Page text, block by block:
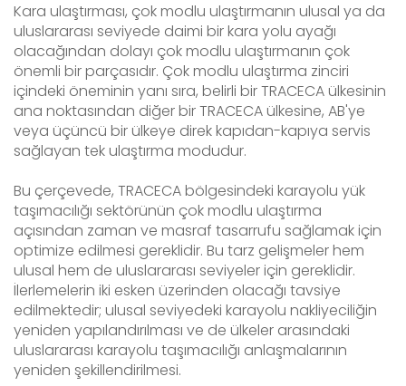
Kara ulaştırması, çok modlu ulaştırmanın ulusal ya da
uluslararası seviyede daimi bir kara yolu ayağı
olacağından dolayı çok modlu ulaştırmanın çok
önemli bir parçasıdır. Çok modlu ulaştırma zinciri
içindeki öneminin yanı sıra, belirli bir TRACECA ülkesinin
ana noktasından diğer bir TRACECA ülkesine, AB'ye
veya üçüncü bir ülkeye direk kapıdan-kapıya servis
sağlayan tek ulaştırma modudur.
Bu çerçevede, TRACECA bölgesindeki karayolu yük
taşımacılığı sektörünün çok modlu ulaştırma
açısından zaman ve masraf tasarrufu sağlamak için
optimize edilmesi gereklidir. Bu tarz gelişmeler hem
ulusal hem de uluslararası seviyeler için gereklidir.
İlerlemelerin iki esken üzerinden olacağı tavsiye
edilmektedir; ulusal seviyedeki karayolu nakliyeciliğin
yeniden yapılandırılması ve de ülkeler arasındaki
uluslararası karayolu taşımacılığı anlaşmalarının
yeniden şekillendirilmesi.